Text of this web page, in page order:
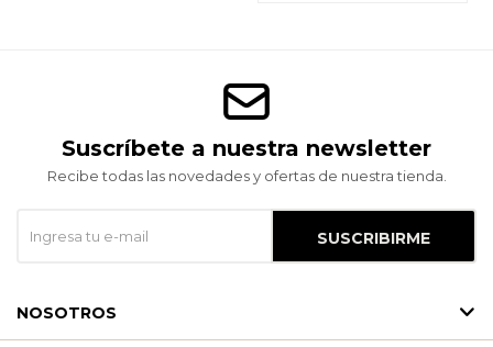
Suscríbete a nuestra newsletter
Recibe todas las novedades y ofertas de nuestra tienda.
SUSCRIBIRME
NOSOTROS